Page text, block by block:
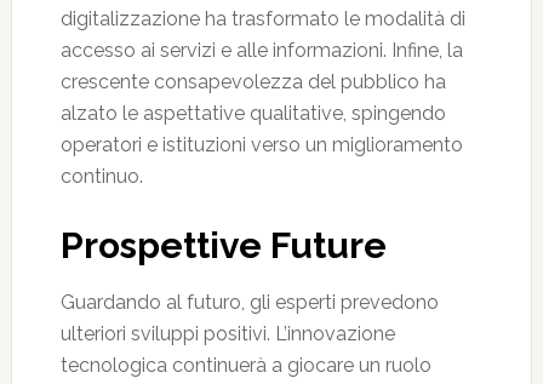
digitalizzazione ha trasformato le modalità di
accesso ai servizi e alle informazioni. Infine, la
crescente consapevolezza del pubblico ha
alzato le aspettative qualitative, spingendo
operatori e istituzioni verso un miglioramento
continuo.
Prospettive Future
Guardando al futuro, gli esperti prevedono
ulteriori sviluppi positivi. L’innovazione
tecnologica continuerà a giocare un ruolo